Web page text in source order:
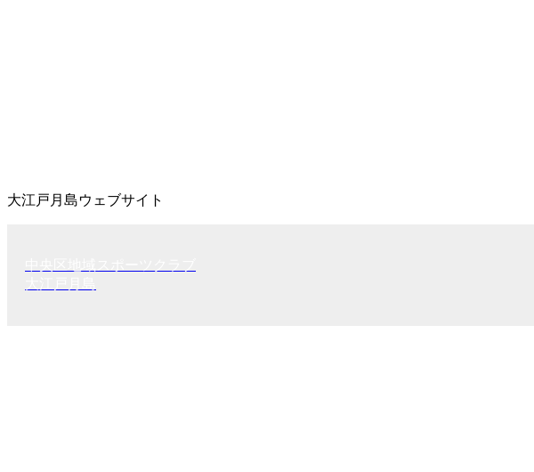
大江戸月島ウェブサイト